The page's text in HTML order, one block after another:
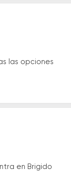
las opciones
en Brigido